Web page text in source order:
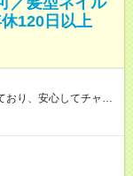
120日以上
おり、安心してチャレ
時と異なる部分があり
与：本採用時と同じ